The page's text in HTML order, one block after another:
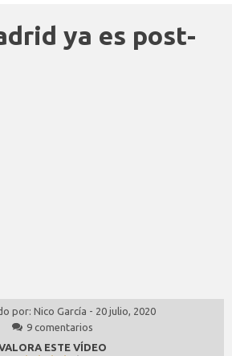
ya es post-
por: Nico García - 20 julio, 2020
9 comentarios
ESTE VÍDEO